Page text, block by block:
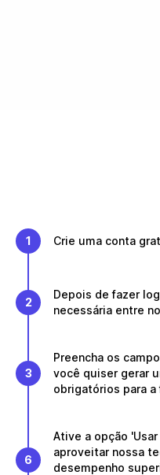
1 Crie uma conta
2
Depois de fazer
necessária entre
3
Preencha os
você quiser gerar
obrigatórios para
6
Ative a opção
aproveitar nossa
desempenho